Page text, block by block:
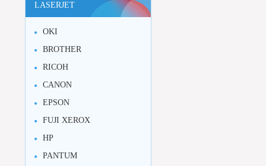
LASERJET
OKI
BROTHER
RICOH
CANON
EPSON
FUJI XEROX
HP
PANTUM